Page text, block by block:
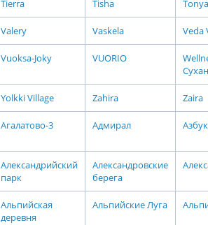
Tierra Tisha Tonya
Valery Vaskela Veda
Vuoksa-Joky VUORIO
Yolkki Village Zahira Zaira
Агалатово-3 Адмирал
Александрийский
парк
Александровские
берега
Альпийская
деревня
Альпийские Луга